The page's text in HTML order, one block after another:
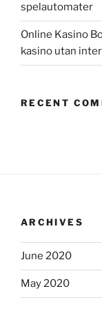
spelautomater
Online Kasino
kasino utan
RECENT
ARCHIVES
June 2020
May 2020